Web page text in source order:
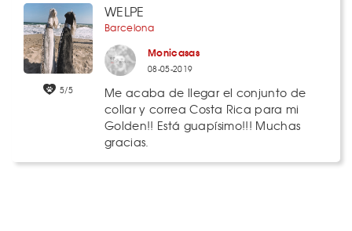
5/5
WELPE
Barcelona
Monicasas
08-05-2019
Me acaba de llegar el conjunto de
collar y correa Costa Rica para mi
Golden!! Está guapísimo!!! Muchas
gracias.